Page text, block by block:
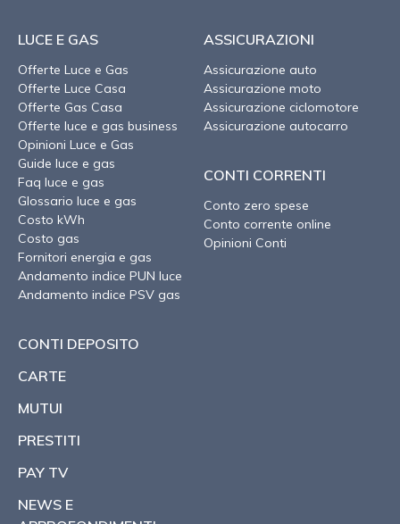
LUCE E GAS
Offerte Luce e Gas
Offerte Luce Casa
Offerte Gas Casa
Offerte luce e gas business
Opinioni Luce e Gas
Guide luce e gas
Faq luce e gas
Glossario luce e gas
Costo kWh
Costo gas
Fornitori energia e gas
Andamento indice PUN luce
Andamento indice PSV gas
ASSICURAZIONI
Assicurazione auto
Assicurazione moto
Assicurazione ciclomotore
Assicurazione autocarro
CONTI CORRENTI
Conto zero spese
Conto corrente online
Opinioni Conti
CONTI DEPOSITO
CARTE
MUTUI
PRESTITI
PAY TV
NEWS E